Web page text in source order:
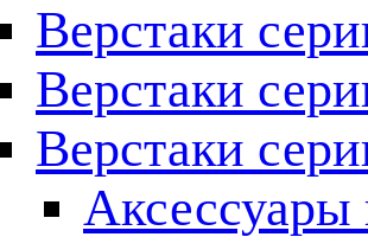
Верстаки
Верстаки
Верстаки